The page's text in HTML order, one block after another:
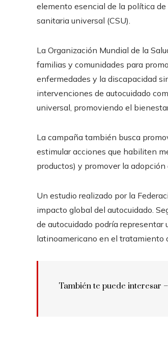
elemento esencial de la política
sanitaria universal (CSU).
La Organización Mundial de la
familias y comunidades para
enfermedades y la discapacidad
intervenciones de autocuidado
universal, promoviendo el
La campaña también busca
estimular acciones que habiliten
productos) y promover la adopción
Un estudio realizado por la
impacto global del autocuidado.
de autocuidado podría representar
latinoamericano en el tratamiento
También te puede interesar –